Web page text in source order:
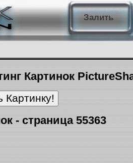
Залить
Картинок
- страница 55363